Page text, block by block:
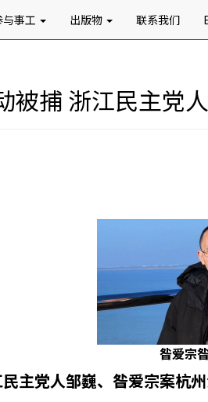
与事工 出版物 联系我们
捕 浙江民主党
昝爱宗
主党人邹巍、昝爱宗案杭